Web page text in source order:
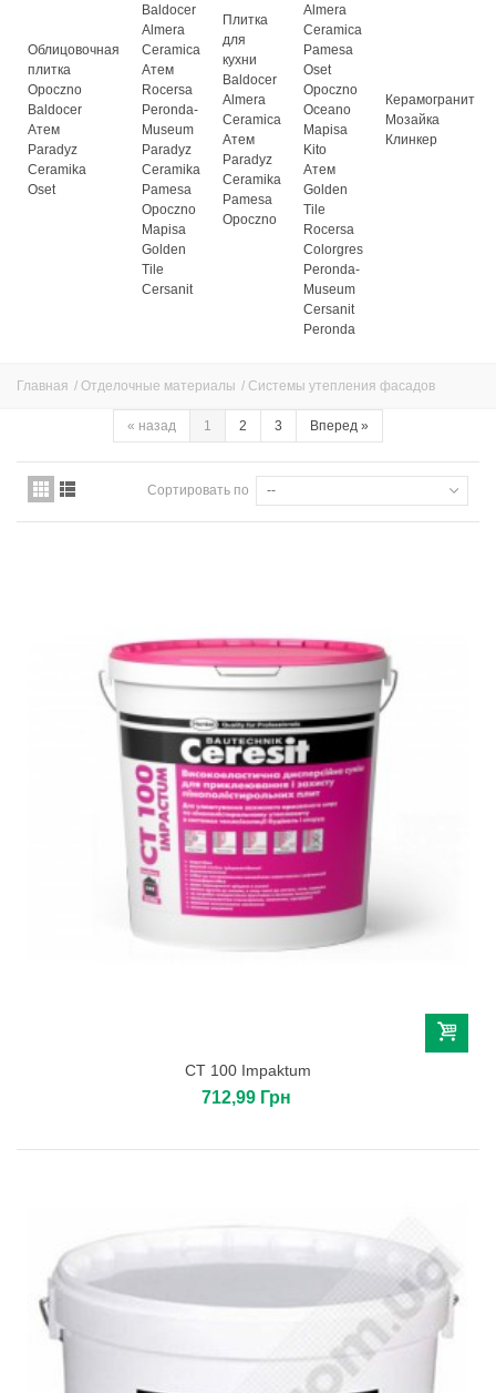
Облицовочная
плитка
Opoczno
Baldocer
Атем
Paradyz
Ceramika
Oset
Baldocer
Almera
Ceramica
Атем
Rocersa
Peronda-
Museum
Paradyz
Ceramika
Pamesa
Opoczno
Mapisa
Golden
Tile
Cersanit
Плитка
для
кухни
Baldocer
Almera
Ceramica
Атем
Paradyz
Ceramika
Pamesa
Opoczno
Almera
Ceramica
Pamesa
Oset
Opoczno
Oceano
Mapisa
Kito
Атем
Golden
Tile
Rocersa
Colorgres
Peronda-
Museum
Cersanit
Peronda
Керамогранит
Мозайка
Клинкер
Главная / Отделочные материалы / Системы утепления фасадов
« назад 1 2 3 Вперед »
Сортировать по --
СТ 100 Impaktum
712,99 Грн